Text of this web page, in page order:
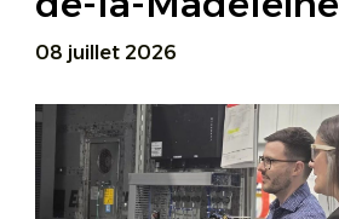
08 juillet 2026